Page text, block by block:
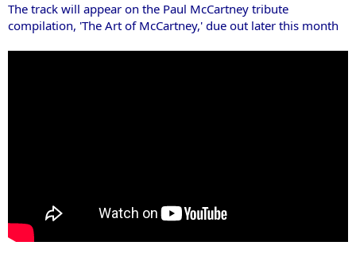
The track will appear on the Paul McCartney tribute
compilation, 'The Art of McCartney,' due out later this month